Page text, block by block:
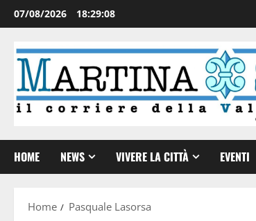
07/08/2026 18:29:09
HOME NEWS VIVERE LA CITTÀ EVENTI
Home Pasquale Lasorsa